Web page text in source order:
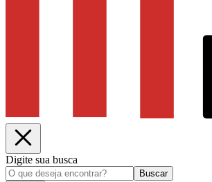
Digite sua busca
Buscar